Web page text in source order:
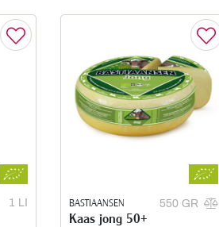
1 LI BASTIAANSEN 550 GR
Kaas jong 50+